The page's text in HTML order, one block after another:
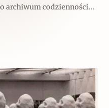
archiwum codzienności...